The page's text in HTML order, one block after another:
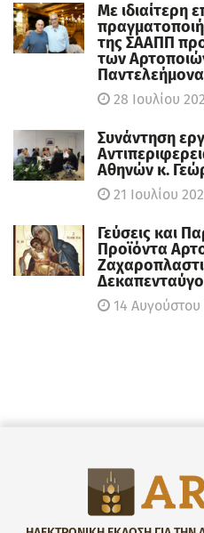
Με ιδιαίτερη
της ΣΑΑΠΠ
των
Παντελεήμονα
28 Ιουλίου
Συνάντηση
Αθηνών κ.
21 Ιουλίου
Γεύσεις και
Προϊόντα
14 Αυγούστου